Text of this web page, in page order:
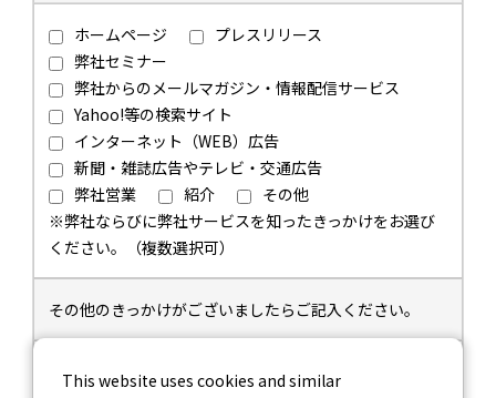
ホームページ
プレスリリース
弊社セミナー
弊社からのメールマガジン・情報配信サービス
Yahoo!等の検索サイト
インターネット（WEB）広告
新聞・雑誌広告やテレビ・交通広告
弊社営業
紹介
その他
※弊社ならびに弊社サービスを知ったきっかけをお選び
ください。（複数選択可）
その他のきっかけがございましたらご記入ください。
This website uses cookies and similar